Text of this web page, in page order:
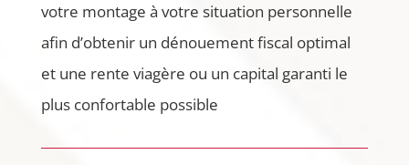
votre montage à votre situation personnelle
afin d’obtenir un dénouement fiscal optimal
et une rente viagère ou un capital garanti le
plus confortable possible